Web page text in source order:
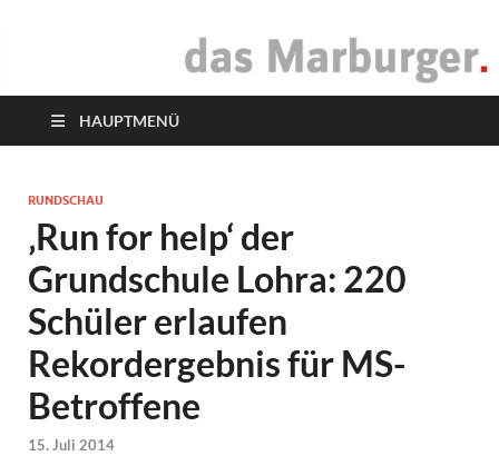
das Marburger.
HAUPTMENÜ
RUNDSCHAU
‚Run for help‘ der
Grundschule Lohra: 220
Schüler erlaufen
Rekordergebnis für MS-
Betroffene
15. Juli 2014